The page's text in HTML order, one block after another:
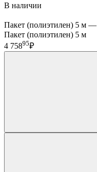
В наличии
Пакет (полиэтилен) 5 м —
Пакет (полиэтилен) 5 м
4 75895₽